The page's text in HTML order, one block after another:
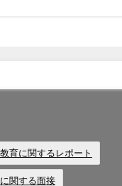
育に関するレポート
関する面接